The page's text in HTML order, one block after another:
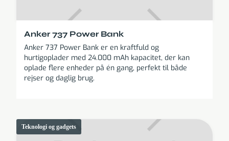
Anker 737 Power Bank
Anker 737 Power Bank er en kraftfuld og
hurtigoplader med 24.000 mAh kapacitet, der kan
oplade flere enheder på én gang, perfekt til både
rejser og daglig brug.
Teknologi og gadgets